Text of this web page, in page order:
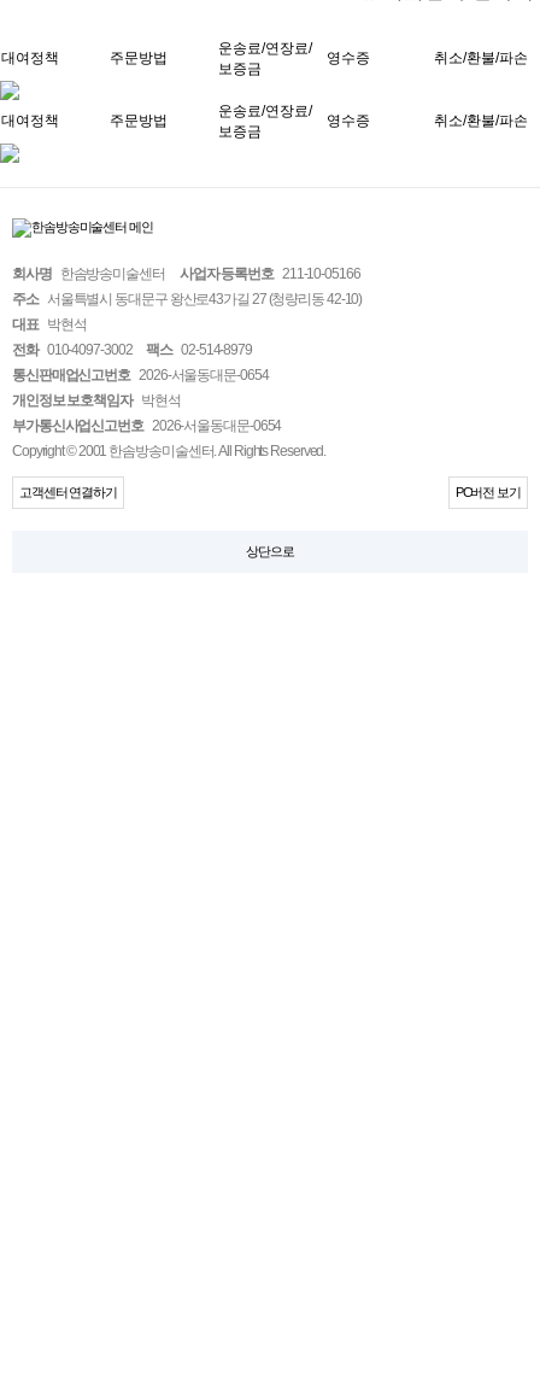
대여정책 주문방법
운송료/연장료/
보증금
영수증 취소/환불/파손
대여정책 주문방법
운송료/연장료/
보증금
영수증 취소/환불/파손
회사명 한솜방송미술센터 사업자 등록번호 211-10-05166
주소 서울특별시 동대문구 왕산로43가길 27 (청량리동 42-10)
대표 박현석
전화 010-4097-3002 팩스 02-514-8979
통신판매업신고번호 2026-서울동대문-0654
개인정보 보호책임자 박현석
부가통신사업신고번호 2026-서울동대문-0654
Copyright © 2001 한솜방송미술센터. All Rights Reserved.
고객센터 연결하기 PC버전 보기
상단으로